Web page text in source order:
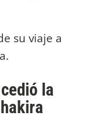
su viaje a
la